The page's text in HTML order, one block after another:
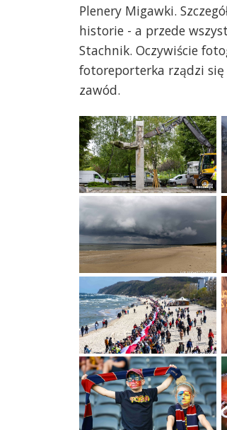
Plenery Migawki.
historie - a przede
Stachnik. Oczywiście
fotoreporterka rządzi
zawód.